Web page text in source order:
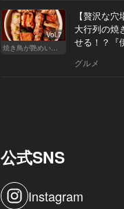
Vol.7
焼き鳥が艶めいてきた
【贅沢な
大行列の焼
せる！？『
グルメ
公式SNS
Instagram